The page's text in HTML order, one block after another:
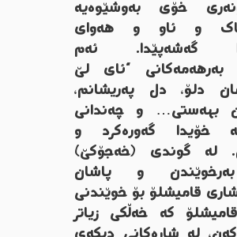
خۆی بەوشێوەیە
و ئاو و هەوای
گەشەپێدا. ئەم
بەرهەمەکانی “ئای لێ
دلۆ، دل پەریشانم،
بهەستی… و چەندانی
خۆیدا گەورەکرد و
لە گوندی (خەجۆکێ)
و پاشان
قامیشلۆ بۆ خوێندنی
کە خەڵکی زیاتر